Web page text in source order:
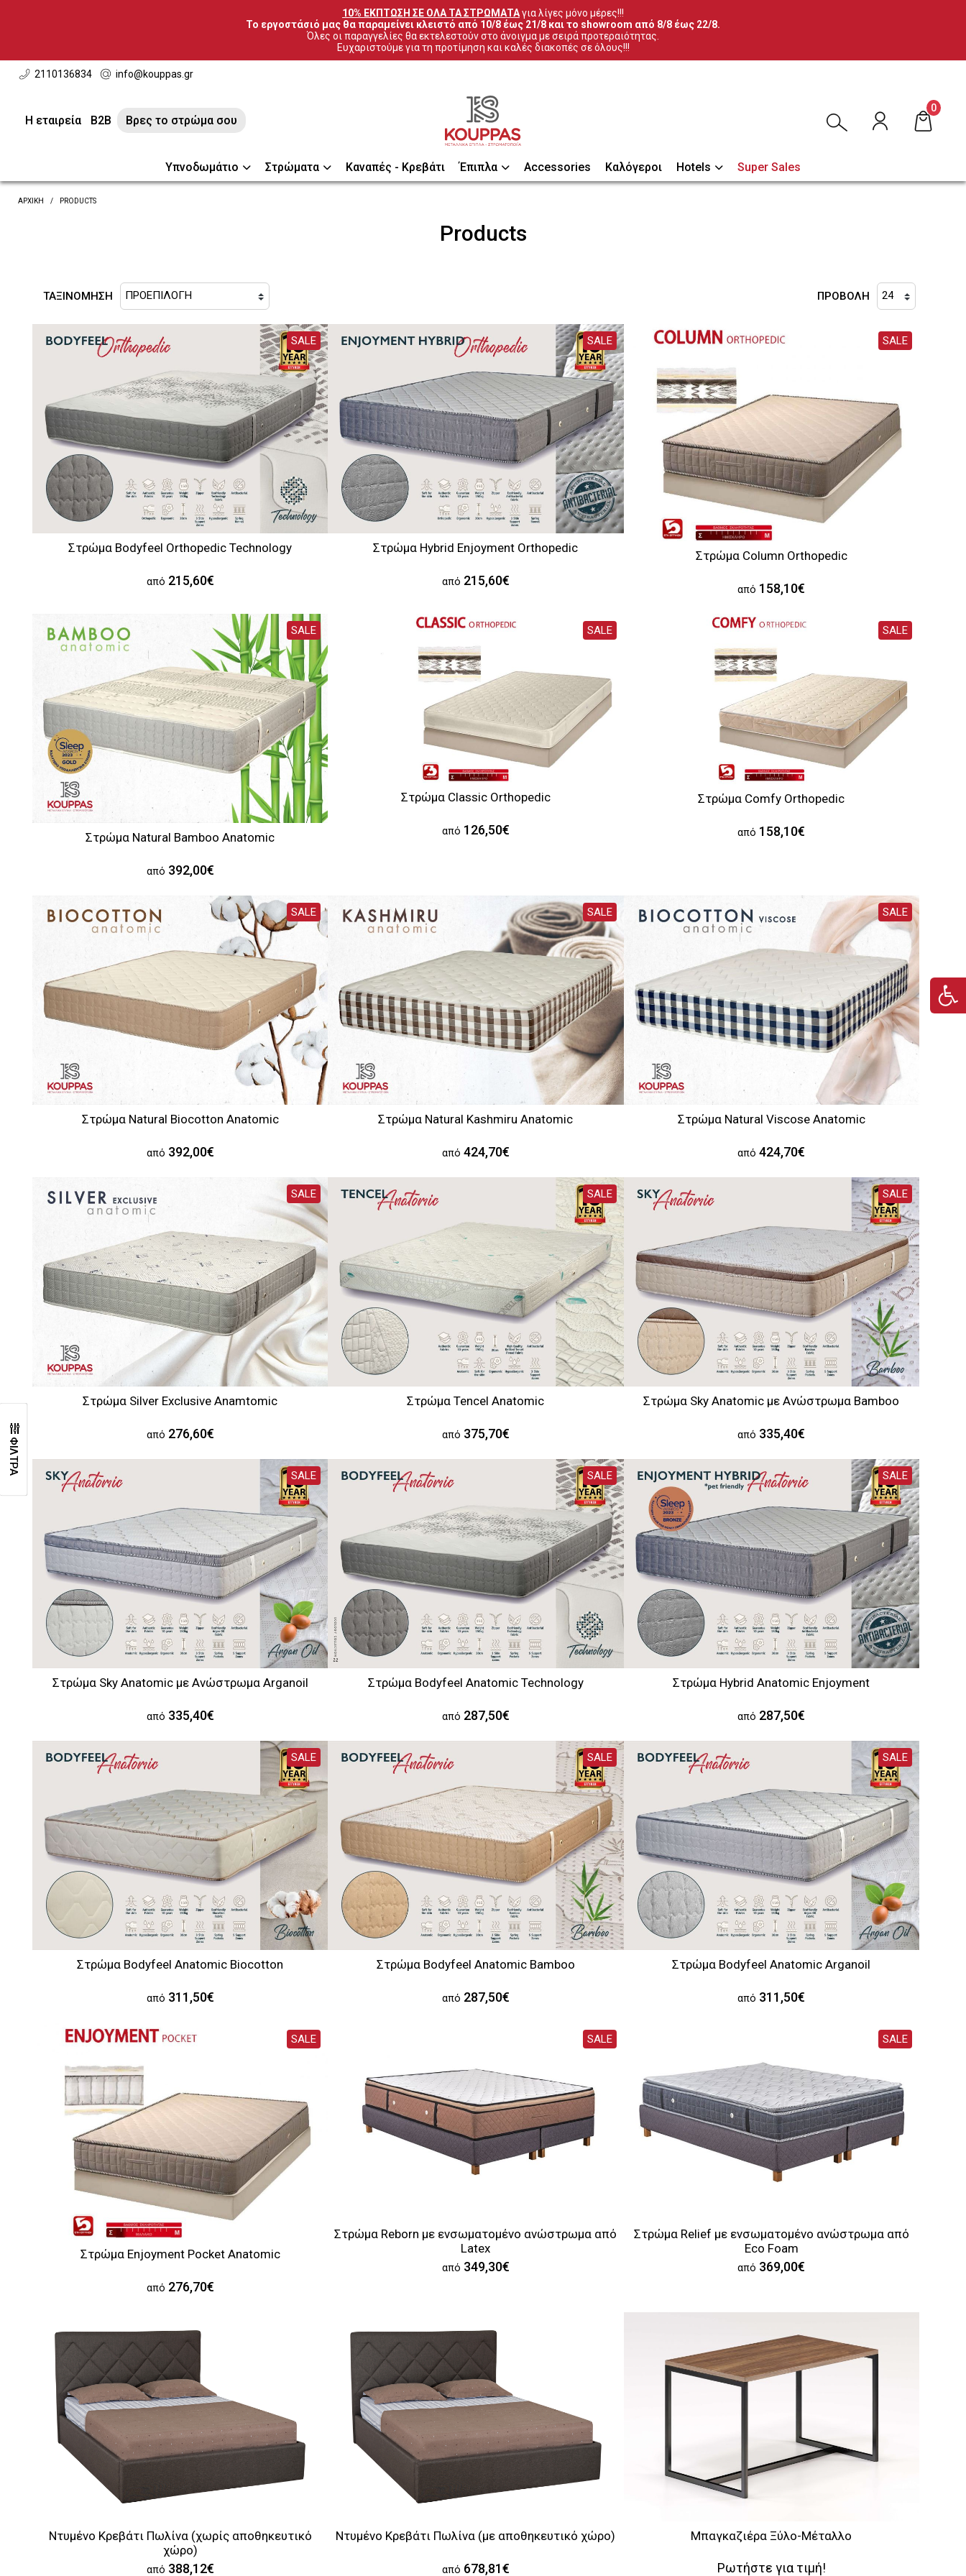
10% ΕΚΠΤΩΣΗ ΣΕ ΟΛΑ ΤΑ ΣΤΡΩΜΑΤΑ για λίγες μόνο μέρες!!!
Το εργοστάσιό μας θα παραμείνει κλειστό από 10/8 έως 21/8 και το showroom από 8/8 έως 22/8.
Όλες οι παραγγελίες θα εκτελεστούν στο άνοιγμα με σειρά προτεραιότητας.
Ευχαριστούμε για τη προτίμηση και καλές διακοπές σε όλους!!!
2110136834 info@kouppas.gr
Η εταιρεία B2B Βρες το στρώμα σου
0
Υπνοδωμάτιο Στρώματα Καναπές - Κρεβάτι Έπιπλα Accessories Καλόγεροι Hotels Super Sales
ΑΡΧΙΚΗ PRODUCTS
Products
ΦΙΛΤΡΑ
ΤΑΞΙΝΟΜΗΣΗ ΠΡΟΒΟΛΗ
SALE
Στρώμα Bodyfeel Orthopedic Technology
από 215,60€
SALE
Στρώμα Hybrid Enjoyment Orthopedic
από 215,60€
SALE
Στρώμα Column Orthopedic
από 158,10€
SALE
Στρώμα Natural Bamboo Anatomic
από 392,00€
SALE
Στρώμα Classic Orthopedic
από 126,50€
SALE
Στρώμα Comfy Orthopedic
από 158,10€
SALE
Στρώμα Natural Biocotton Anatomic
από 392,00€
SALE
Στρώμα Natural Kashmiru Anatomic
από 424,70€
SALE
Στρώμα Natural Viscose Anatomic
από 424,70€
SALE
Στρώμα Silver Exclusive Anamtomic
από 276,60€
SALE
Στρώμα Tencel Anatomic
από 375,70€
SALE
Στρώμα Sky Anatomic με Aνώστρωμα Bamboo
από 335,40€
SALE
Στρώμα Sky Anatomic με Aνώστρωμα Arganoil
από 335,40€
SALE
Στρώμα Bodyfeel Anatomic Technology
από 287,50€
SALE
Στρώμα Hybrid Anatomic Enjoyment
από 287,50€
SALE
Στρώμα Bodyfeel Anatomic Biocotton
από 311,50€
SALE
Στρώμα Bodyfeel Anatomic Bamboo
από 287,50€
SALE
Στρώμα Bodyfeel Anatomic Arganoil
από 311,50€
SALE
Στρώμα Enjoyment Pocket Anatomic
από 276,70€
SALE
Στρώμα Reborn με ενσωματομένο ανώστρωμα από
Latex
από 349,30€
SALE
Στρώμα Relief με ενσωματομένο ανώστρωμα από
Eco Foam
από 369,00€
Ντυμένο Κρεβάτι Πωλίνα (χωρίς αποθηκευτικό
χώρο)
από 388,12€
Ντυμένο Κρεβάτι Πωλίνα (με αποθηκευτικό χώρο)
από 678,81€
Μπαγκαζιέρα Ξύλο-Μέταλλο
Ρωτήστε για τιμή!